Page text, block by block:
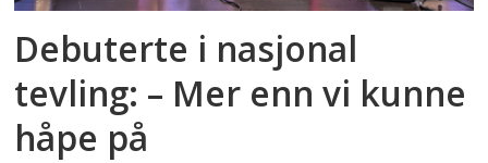
Debuterte i nasjonal
tevling: – Mer enn vi kunne
håpe på